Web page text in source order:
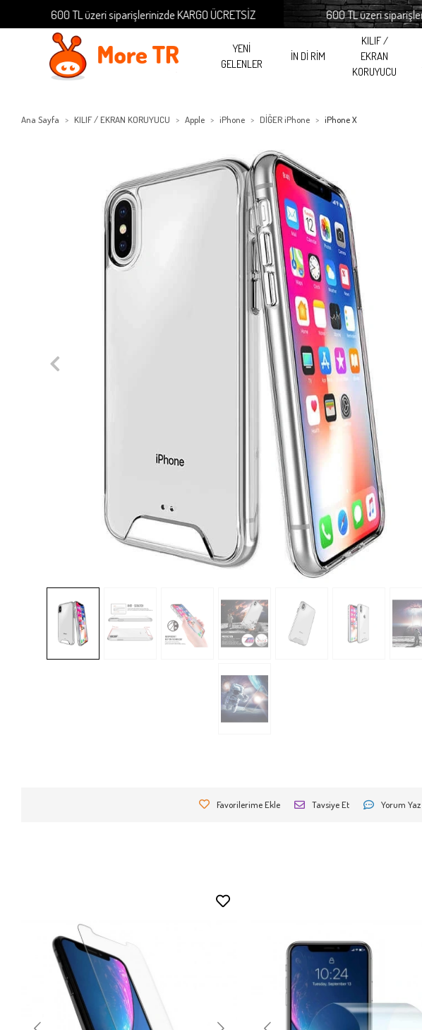
600 TL üzeri siparişlerinizde KARGO ÜCRETSİZ 600 TL üzeri
YENİ
GELENLER
İN Dİ RİM
KILIF /
EKRAN
KORUYUCU
Ana Sayfa KILIF / EKRAN KORUYUCU Apple iPhone DİĞER iPhone iPhone X
Favorilerime Ekle Tavsiye Et Yorum Yaz